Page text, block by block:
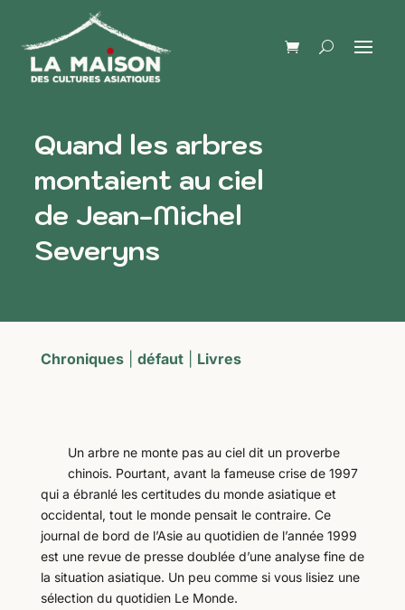
Quand les arbres
montaient au ciel
de Jean-Michel
Severyns
Chroniques| défaut| Livres
Un arbre ne monte pas au ciel dit un proverbe
chinois. Pourtant, avant la fameuse crise de 1997
qui a ébranlé les certitudes du monde asiatique et
occidental, tout le monde pensait le contraire. Ce
journal de bord de l’Asie au quotidien de l’année 1999
est une revue de presse doublée d’une analyse fine de
la situation asiatique. Un peu comme si vous lisiez une
sélection du quotidien Le Monde.